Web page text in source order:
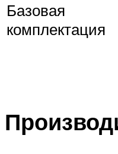
Базовая
комплектация